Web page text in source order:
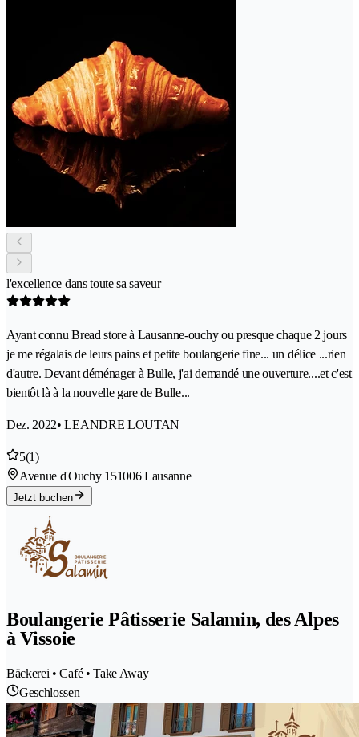
l'excellence dans toute sa saveur
Ayant connu Bread store à Lausanne-ouchy ou presque chaque 2 jours
je me régalais de leurs pains et petite boulangerie fine... un délice ...rien
d'autre. Devant déménager à Bulle, j'ai demandé une ouverture....et c'est
bientôt là à la nouvelle gare de Bulle...
Dez. 2022• LEANDRE LOUTAN
5(1)
Avenue d'Ouchy 151006 Lausanne
Jetzt buchen
Boulangerie Pâtisserie Salamin, des Alpes
à Vissoie
Bäckerei • Café • Take Away
Geschlossen